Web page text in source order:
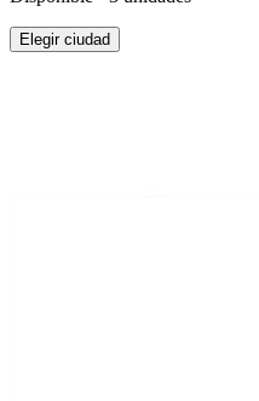
Elegir ciudad